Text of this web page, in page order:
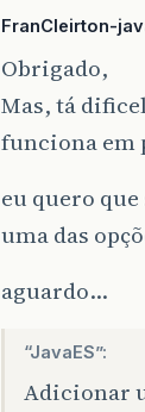
FranCleirton-
Obrigado,
Mas, tá
funciona em
eu quero
uma das
aguardo…
“JavaES”:
Adicionar